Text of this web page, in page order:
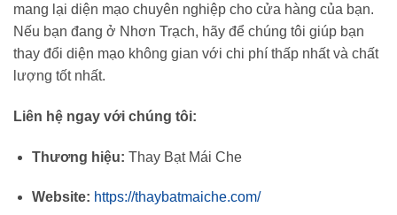
mang lại diện mạo chuyên nghiệp cho cửa hàng của bạn.
Nếu bạn đang ở Nhơn Trạch, hãy để chúng tôi giúp bạn
thay đổi diện mạo không gian với chi phí thấp nhất và chất
lượng tốt nhất.
Liên hệ ngay với chúng tôi:
Thương hiệu: Thay Bạt Mái Che
Website: https://thaybatmaiche.com/